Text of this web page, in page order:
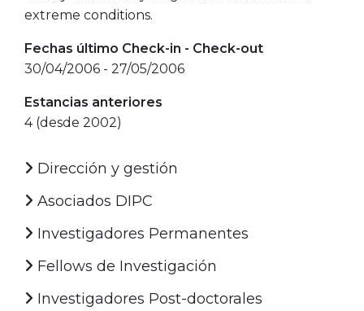
extreme conditions.
Fechas último Check-in - Check-out
30/04/2006 - 27/05/2006
Estancias anteriores
4 (desde 2002)
Dirección y gestión
Asociados DIPC
Investigadores Permanentes
Fellows de Investigación
Investigadores Post-doctorales